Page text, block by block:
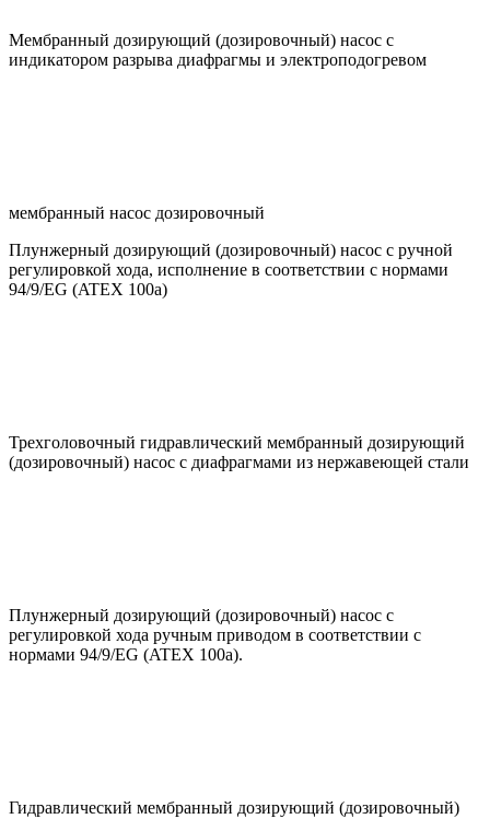
Мембранный дозирующий (дозировочный) насос c
индикатором разрыва диафрагмы и электроподогревом
мембранный насос дозировочный
Плунжерный дозирующий (дозировочный) насос с ручной
регулировкой хода, исполнение в соответствии с нормами
94/9/EG (ATEX 100a)
Трехголовочный гидравлический мембранный дозирующий
(дозировочный) насос с диафрагмами из нержавеющей стали
Плунжерный дозирующий (дозировочный) насос с
регулировкой хода ручным приводом в соответствии с
нормами 94/9/EG (ATEX 100a).
Гидравлический мембранный дозирующий (дозировочный)